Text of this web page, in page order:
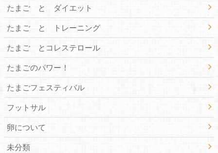
たまご と ダイエット
たまご と トレーニング
たまご とコレステロール
たまごのパワー！
たまごフェスティバル
フットサル
卵について
未分類